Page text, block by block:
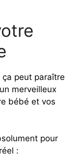
peut paraître
merveilleux
bébé et vos
pour
: